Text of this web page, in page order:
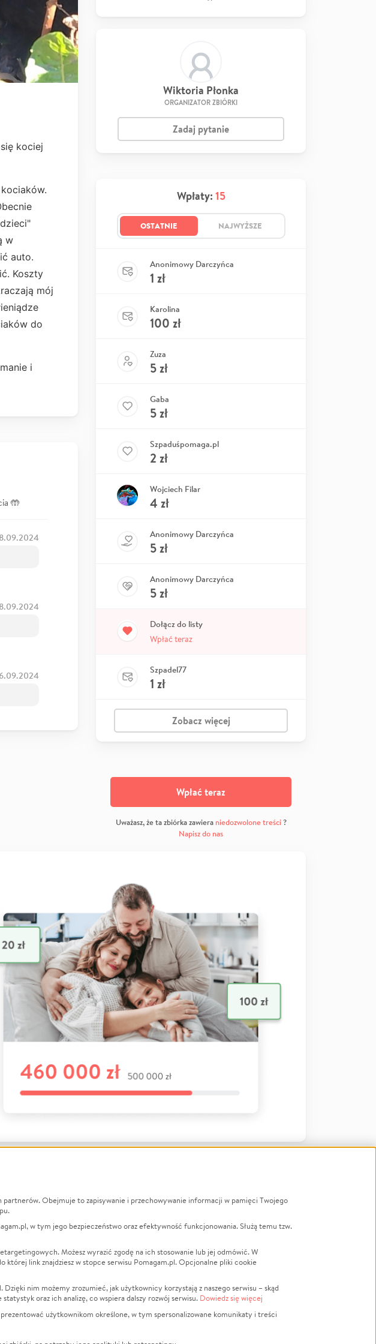
kociej
w
auto.
Koszty
mój
do
i
🤲
Wiktoria Płonka
ORGANIZATOR ZBIÓRKI
Zadaj pytanie
Wpłaty: 15
OSTATNIE NAJWYŻSZE
Anonimowy Darczyńca
1 zł
Karolina
100 zł
Zuza
5zł
Gaba
5zł
Szpaduśpomaga.pl
2 zł
Wojciech Filar
4 zł
Anonimowy Darczyńca
5zł
Anonimowy Darczyńca
5zł
Dołącz do listy
Wpłać teraz
Szpadel77
1 zł
Zobacz więcej
Wpłać teraz
Uważasz, że ta zbiórka zawiera niedozwolone treści?
Napisz do nas
Zbieraj na
Leczenie
Zwierzęta
Pożar
Sport
Pomoc Finansowa
Pogrzeb
LGBTQ+
Powódź
Wichura
Religia
Edukacja
Obejmuje to zapisywanie i przechowywanie informacji w pamięci Twojego
w tym jego bezpieczeństwo oraz efektywność funkcjonowania. Służą temu tzw.
Możesz wyrazić zgodę na ich stosowanie lub jej odmówić. W
której link znajdziesz w stopce serwisu Pomagam.pl. Opcjonalne pliki cookie
nim możemy zrozumieć, jak użytkownicy korzystają z naszego serwisu – skąd
oraz ich analizę, co wspiera dalszy rozwój serwisu. Dowiedz się więcej
użytkownikom określone, w tym spersonalizowane komunikaty i treści